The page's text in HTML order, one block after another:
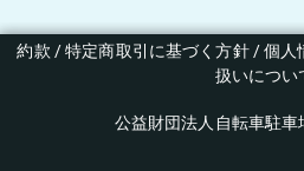
約款 / 特定商取引に基づく方針 / 個人
扱いについ
公益財団法人自転車駐車